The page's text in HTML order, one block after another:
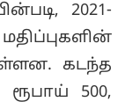
2021-
கடந்த
500,